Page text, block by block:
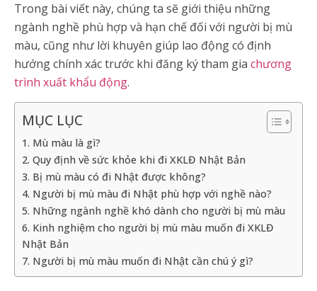
Trong bài viết này, chúng ta sẽ giới thiệu những
ngành nghề phù hợp và hạn chế đối với người bị mù
màu, cũng như lời khuyên giúp lao động có định
hướng chính xác trước khi đăng ký tham gia chương
trình xuất khẩu động.
MỤC LỤC
1. Mù màu là gì?
2. Quy định về sức khỏe khi đi XKLĐ Nhật Bản
3. Bị mù màu có đi Nhật được không?
4. Người bị mù màu đi Nhật phù hợp với nghề nào?
5. Những ngành nghề khó dành cho người bị mù màu
6. Kinh nghiệm cho người bị mù màu muốn đi XKLĐ
Nhật Bản
7. Người bị mù màu muốn đi Nhật cần chú ý gì?